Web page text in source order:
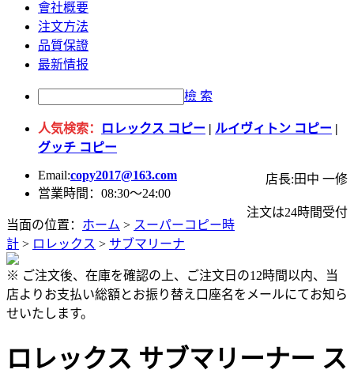
會社概要
注文方法
品質保證
最新情报
檢 索
人気検索： ロレックス コピー | ルイヴィトン コピー |
グッチ コピー
Email:copy2017@163.com
店長:田中 一修
営業時間：08:30～24:00
注文は24時間受付
当面の位置： ホーム > スーパーコピー時
計 > ロレックス > サブマリーナ
※ ご注文後、在庫を確認の上、ご注文日の12時間以内、当
店よりお支払い総額とお振り替え口座名をメールにてお知ら
せいたします。
ロレックス サブマリーナー ス